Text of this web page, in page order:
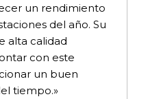
un rendimiento
del año. Su
alta calidad
con este
un buen
tiempo.»